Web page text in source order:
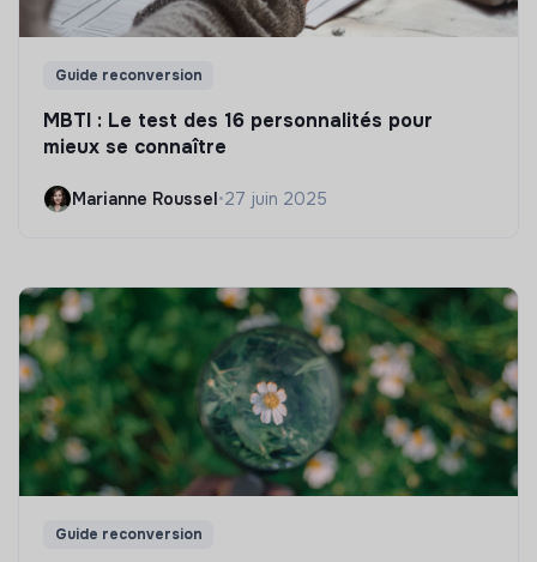
Guide reconversion
MBTI : Le test des 16 personnalités pour
mieux se connaître
Marianne Roussel•27 juin 2025
Guide reconversion